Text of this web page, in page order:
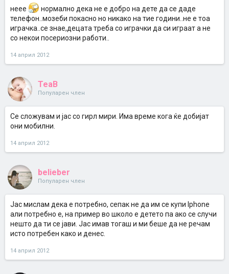
неее
нормално дека не е добро на дете да се даде
телефон..мозеби покасно но никако на тие години..не е тоа
играчка..се знае,децата треба со играчки да си играат а не
со некои посериозни работи..
14 април 2012
TeaB
Популарен член
Се сложувам и јас со гирл мири. Има време кога ќе добијат
они мобилни.
14 април 2012
belieber
Популарен член
Јас мислам дека е потребно, сепак не да им се купи Iphone
али потребно е, на пример во школо е детето па ако се случи
нешто да ти се јави. Јас имав тогаш и ми беше да не речам
исто потребен како и денес.
14 април 2012